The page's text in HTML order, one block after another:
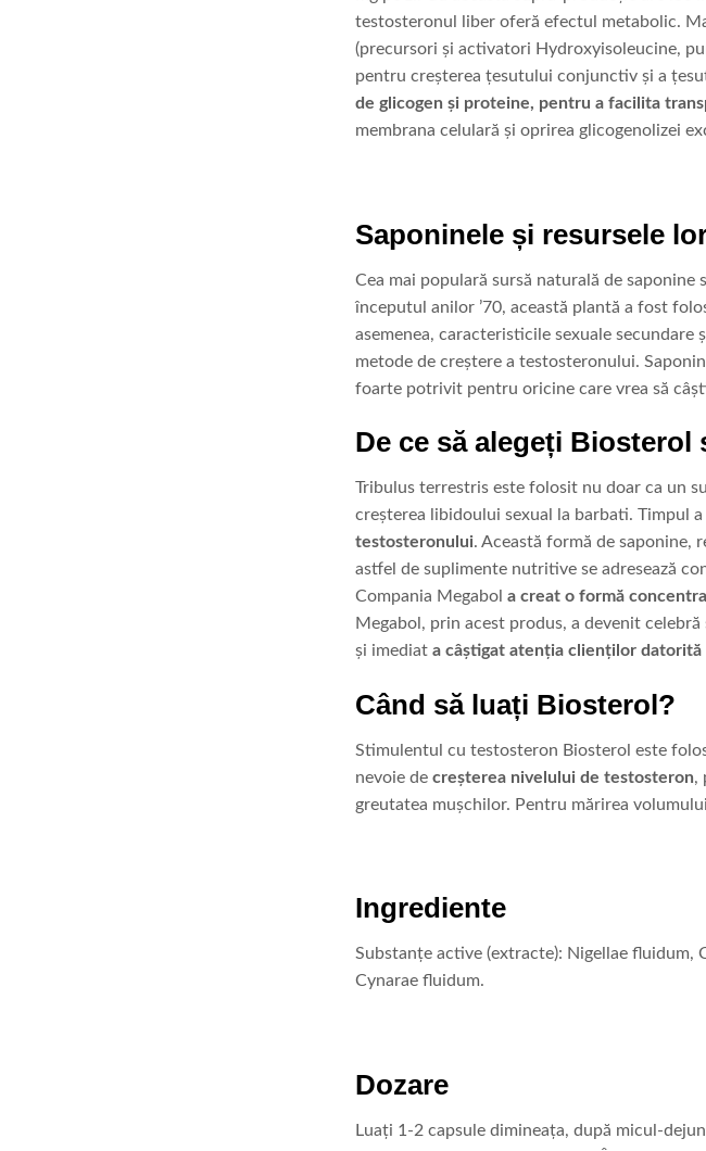
testosteronul liber oferă efectul metabolic.
(precursori și activatori Hydroxyisoleucine,
pentru creșterea țesutului conjunctiv și a
de glicogen și proteine, pentru a facilita
membrana celulară și oprirea glicogenolizei
Saponinele și resursele
Cea mai populară sursă naturală de
începutul anilor ’70, această plantă a fost
asemenea, caracteristicile sexuale
metode de creștere a testosteronului.
foarte potrivit pentru oricine care vrea să
De ce să alegeți
Tribulus terrestris este folosit nu doar ca un
creșterea libidoului sexual la barbati. Timpul
testosteronului. Această formă de saponine,
astfel de suplimente nutritive se adresează
Compania Megabol a creat o formă
Megabol, prin acest produs, a devenit
și imediat a câștigat atenția clienților
Când să luați Biosterol?
Stimulentul cu testosteron Biosterol este
nevoie de creșterea nivelului de testosteron,
greutatea mușchilor. Pentru mărirea
Ingrediente
Substanţe active (extracte): Nigellae
Cynarae fluidum.
Dozare
Luați 1-2 capsule dimineața, după micul-